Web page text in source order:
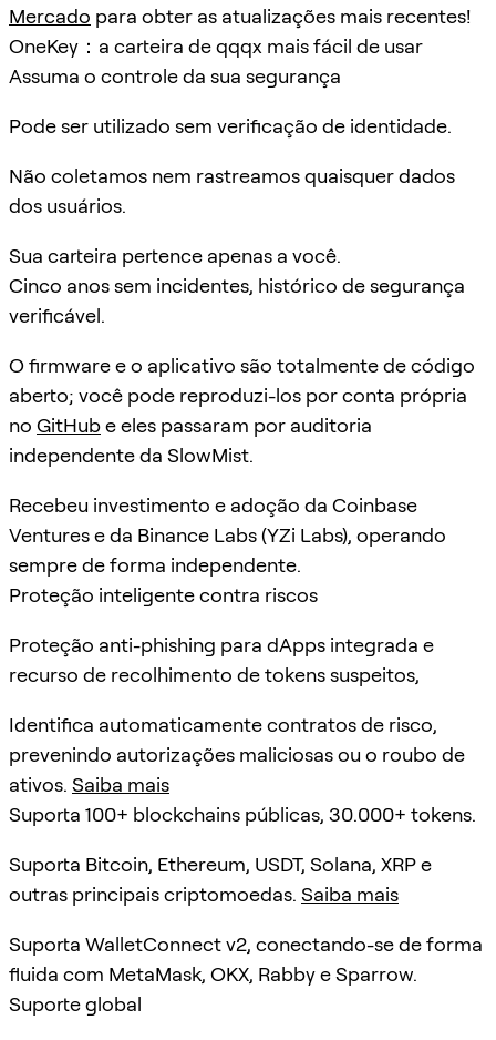
Mercado para obter as atualizações mais recentes!
OneKey：a carteira de qqqx mais fácil de usar
Assuma o controle da sua segurança
Pode ser utilizado sem verificação de identidade.
Não coletamos nem rastreamos quaisquer dados
dos usuários.
Sua carteira pertence apenas a você.
Cinco anos sem incidentes, histórico de segurança
verificável.
O firmware e o aplicativo são totalmente de código
aberto; você pode reproduzi-los por conta própria
no GitHube eles passaram por auditoria
independente da SlowMist.
Recebeu investimento e adoção da Coinbase
Ventures e da Binance Labs (YZi Labs), operando
sempre de forma independente.
Proteção inteligente contra riscos
Proteção anti-phishing para dApps integrada e
recurso de recolhimento de tokens suspeitos,
Identifica automaticamente contratos de risco,
prevenindo autorizações maliciosas ou o roubo de
ativos. Saiba mais
Suporta 100+ blockchains públicas, 30.000+ tokens.
Suporta Bitcoin, Ethereum, USDT, Solana, XRP e
outras principais criptomoedas. Saiba mais
Suporta WalletConnect v2, conectando-se de forma
fluida com MetaMask, OKX, Rabby e Sparrow.
Suporte global